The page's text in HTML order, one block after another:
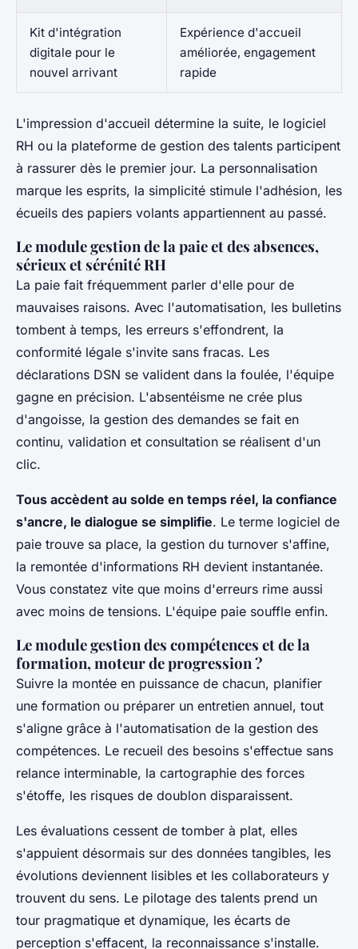
Kit d'intégration
digitale pour le
nouvel arrivant
Expérience d'accueil
améliorée, engagement
rapide
L'impression d'accueil détermine la suite, le logiciel
RH ou la plateforme de gestion des talents participent
à rassurer dès le premier jour. La personnalisation
marque les esprits, la simplicité stimule l'adhésion, les
écueils des papiers volants appartiennent au passé.
Le module gestion de la paie et des absences,
sérieux et sérénité RH
La paie fait fréquemment parler d'elle pour de
mauvaises raisons. Avec l'automatisation, les bulletins
tombent à temps, les erreurs s'effondrent, la
conformité légale s'invite sans fracas. Les
déclarations DSN se valident dans la foulée, l'équipe
gagne en précision. L'absentéisme ne crée plus
d'angoisse, la gestion des demandes se fait en
continu, validation et consultation se réalisent d'un
clic.
Tous accèdent au solde en temps réel, la confiance
s'ancre, le dialogue se simplifie. Le terme logiciel de
paie trouve sa place, la gestion du turnover s'affine,
la remontée d'informations RH devient instantanée.
Vous constatez vite que moins d'erreurs rime aussi
avec moins de tensions. L'équipe paie souffle enfin.
Le module gestion des compétences et de la
formation, moteur de progression ?
Suivre la montée en puissance de chacun, planifier
une formation ou préparer un entretien annuel, tout
s'aligne grâce à l'automatisation de la gestion des
compétences. Le recueil des besoins s'effectue sans
relance interminable, la cartographie des forces
s'étoffe, les risques de doublon disparaissent.
Les évaluations cessent de tomber à plat, elles
s'appuient désormais sur des données tangibles, les
évolutions deviennent lisibles et les collaborateurs y
trouvent du sens. Le pilotage des talents prend un
tour pragmatique et dynamique, les écarts de
perception s'effacent, la reconnaissance s'installe.